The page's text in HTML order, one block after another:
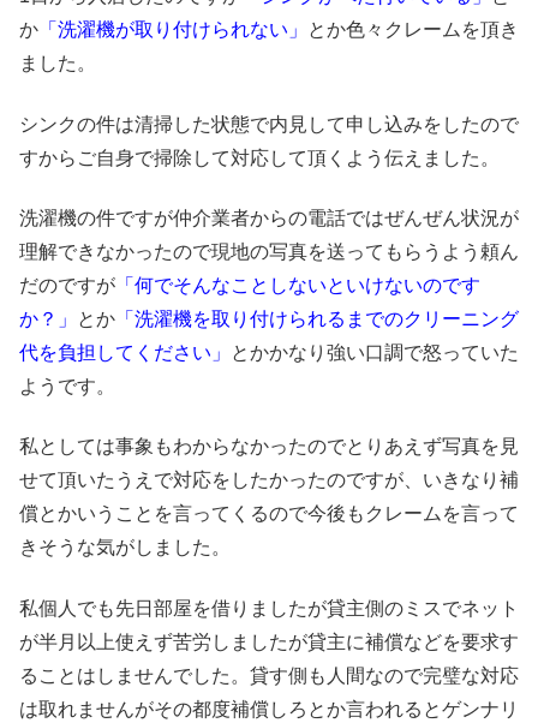
か 「洗濯機が取り付けられない」
とか色々クレームを頂き
ました。
シンクの件は清掃した状態で内見して申し込みをしたので
すからご自身で掃除して対応して頂くよう伝えました。
洗濯機の件ですが仲介業者からの電話ではぜんぜん状況が
理解できなかったので現地の写真を送ってもらうよう頼ん
だのですが 「何でそんなことしないといけないのです
か？」
とか 「洗濯機を取り付けられるまでのクリーニング
代を負担してください」
とかかなり強い口調で怒っていた
ようです。
私としては事象もわからなかったのでとりあえず写真を見
せて頂いたうえで対応をしたかったのですが、いきなり補
償とかいうことを言ってくるので今後もクレームを言って
きそうな気がしました。
私個人でも先日部屋を借りましたが貸主側のミスでネット
が半月以上使えず苦労しましたが貸主に補償などを要求す
ることはしませんでした。貸す側も人間なので完璧な対応
は取れませんがその都度補償しろとか言われるとゲンナリ